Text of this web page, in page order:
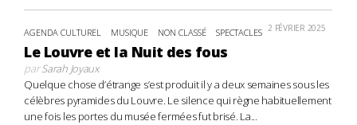
AGENDA CULTUREL MUSIQUE NON CLASSÉ SPECTACLES 2 FÉVRIER 2025
Le Louvre et la Nuit des fous
parSarah Joyaux
Quelque chose d’étrange s’est produit il y a deux semaines sous les
célèbres pyramides du Louvre. Le silence qui règne habituellement
une fois les portes du musée fermées fut brisé. La...